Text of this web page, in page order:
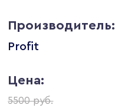
Производитель:
Profit
Цена:
5500 руб.